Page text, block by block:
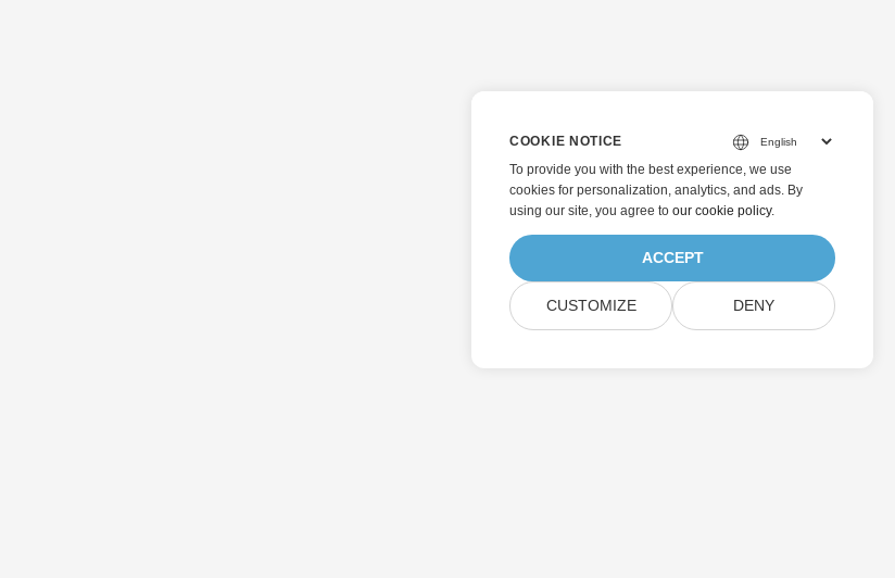
COOKIE NOTICE
To provide you with the best experience, we use
cookies for personalization, analytics, and ads. By
using our site, you agree to our cookie policy.
ACCEPT
CUSTOMIZE DENY